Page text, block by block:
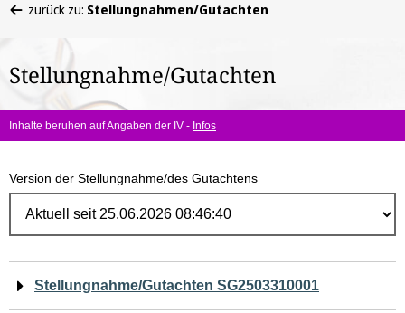
befinden
hier:
zurück zu: Stellungnahmen/Gutachten
Stellungnahme/Gutachten
Inhalte beruhen auf Angaben der IV - Infos
Version der Stellungnahme/des Gutachtens
Navigation
Stellungnahme/Gutachten SG2503310001